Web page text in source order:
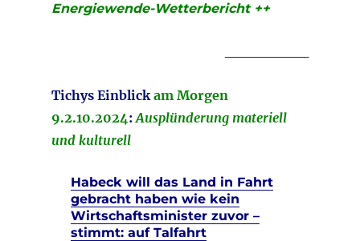
Energiewende-Wetterbericht ++
Tichys Einblickam Morgen
9.2.10.2024: Ausplünderung materiell
und kulturell
Habeck will das Land in Fahrt
gebracht haben wie kein
Wirtschaftsminister zuvor –
stimmt: auf Talfahrt